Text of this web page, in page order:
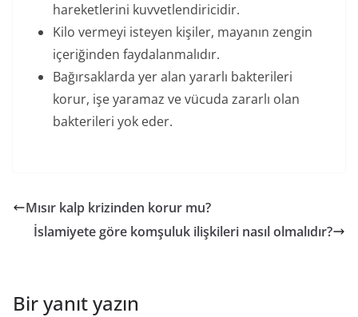
hareketlerini kuvvetlendiricidir.
Kilo vermeyi isteyen kişiler, mayanın zengin
içeriğinden faydalanmalıdır.
Bağırsaklarda yer alan yararlı bakterileri
korur, işe yaramaz ve vücuda zararlı olan
bakterileri yok eder.
Mısır kalp krizinden korur mu?
İslamiyete göre komşuluk ilişkileri nasıl olmalıdır?
Bir yanıt yazın